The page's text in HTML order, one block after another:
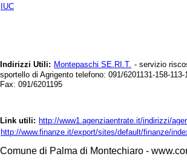
IUC
Indirizzi Utili: Montepaschi SE.RI.T. - servizio
sportello di Agrigento telefono: 091/6201131-158-113-
Fax: 091/6201195
Link utili: http://www1.agenziaentrate.it/indirizzi/
http://www.finanze.it/export/sites/default/finanze/
Comune di Palma di Montechiaro -